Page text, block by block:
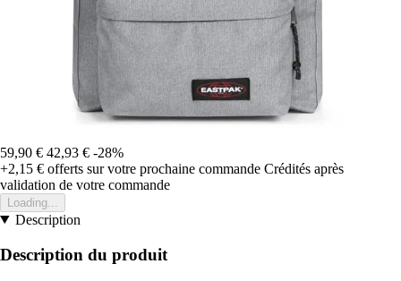
59,90 € 42,93 € -28%
+2,15 € offerts sur votre prochaine commande Crédités après
validation de votre commande
Loading...
Description
Description du produit